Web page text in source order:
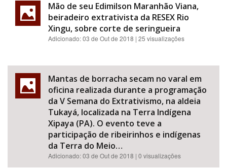
Mão de seu Edimilson Maranhão Viana,
beiradeiro extrativista da RESEX Rio
Xingu, sobre corte de seringueira
Adicionado:03 de Out de 2018 | 25 visualizações
Mantas de borracha secam no varal em
oficina realizada durante a programação
da V Semana do Extrativismo, na aldeia
Tukayá, localizada na Terra Indígena
Xipaya (PA). O evento teve a
participação de ribeirinhos e indígenas
da Terra do Meio…
Adicionado:03 de Out de 2018 | 0 visualizações